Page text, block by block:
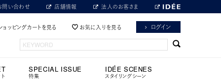
問い合わせ 店舗情報 法人のお客さま
ョッピングカートを見る お気に入りを見る ログイン
SPECIAL ISSUE
特集
IDÉE SCENES
スタイリングシーン